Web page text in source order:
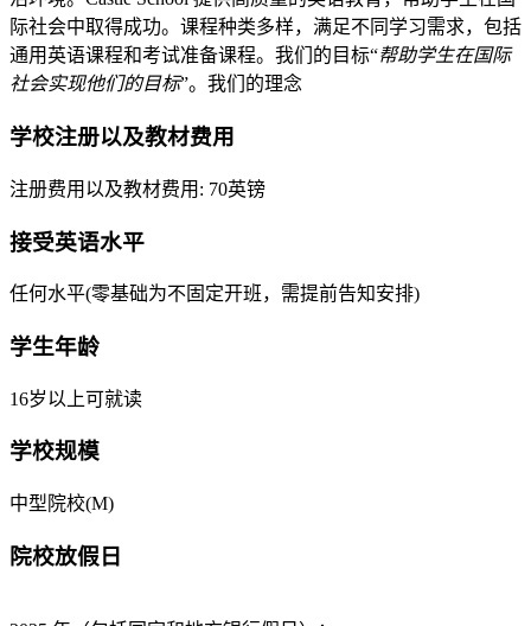
际社会中取得成功。课程种类多样，满足不同学习需求，包括
通用英语课程和考试准备课程。我们的目标“帮助学生在国际
社会实现他们的目标”。我们的理念
学校注册以及教材费用
注册费用以及教材费用: 70英镑
接受英语水平
任何水平(零基础为不固定开班，需提前告知安排)
学生年龄
16岁以上可就读
学校规模
中型院校(M)
院校放假日